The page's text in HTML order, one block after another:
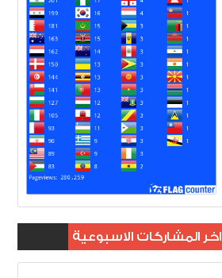
اخر المشاركات الاسبوعية